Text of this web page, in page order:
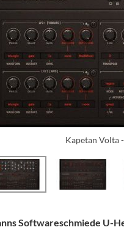
Kapetan Volta
Softwareschmiede U-